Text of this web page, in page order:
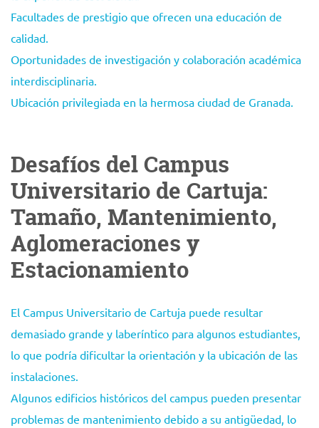
Facultades de prestigio que ofrecen una educación de
calidad.
Oportunidades de investigación y colaboración académica
interdisciplinaria.
Ubicación privilegiada en la hermosa ciudad de Granada.
Desafíos del Campus
Universitario de Cartuja:
Tamaño, Mantenimiento,
Aglomeraciones y
Estacionamiento
El Campus Universitario de Cartuja puede resultar
demasiado grande y laberíntico para algunos estudiantes,
lo que podría dificultar la orientación y la ubicación de las
instalaciones.
Algunos edificios históricos del campus pueden presentar
problemas de mantenimiento debido a su antigüedad, lo